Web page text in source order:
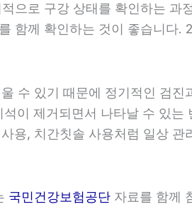
으로 구강 상태를 확인하는
함께 확인하는 것이 좋습니다
수 있기 때문에 정기적인 검
이 제거되면서 나타날 수 있
용, 치간칫솔 사용처럼 일상
국민건강보험공단 자료를 함께